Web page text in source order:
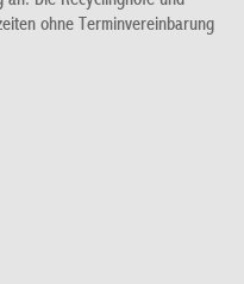
ohne Terminvereinbarung